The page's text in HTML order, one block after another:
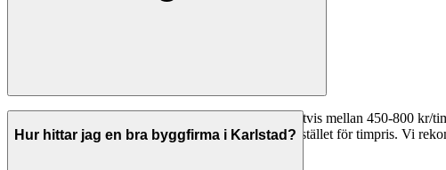
Timpriserna för byggfirmor i Karlstad varierar vanligtvis mellan 450-800 kr/
315-560 kr/timme. Många företag erbjuder fast pris istället för timpris. Vi
Hur hittar jag en bra byggfirma i Karlstad?